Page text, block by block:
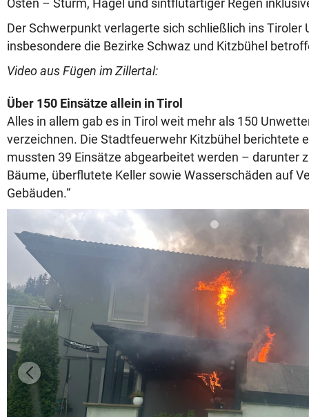
Osten – Sturm, Hagel und sintflutartiger Regen
Der Schwerpunkt verlagerte sich schließlich ins Tiroler
insbesondere die Bezirke Schwaz und Kitzbühel
Video aus Fügen im Zillertal:
Über 150 Einsätze allein in Tirol
Alles in allem gab es in Tirol weit mehr als 150
verzeichnen. Die Stadtfeuerwehr Kitzbühel berichtete
mussten 39 Einsätze abgearbeitet werden – darunter
Bäume, überflutete Keller sowie Wasserschäden auf
Gebäuden.“